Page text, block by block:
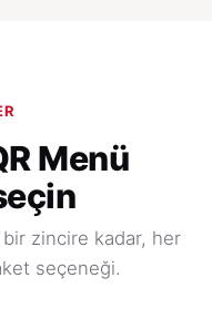
Menü
zincire kadar, her
seçeneği.